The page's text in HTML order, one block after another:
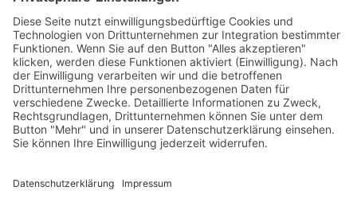
Imprint
Datenschutz
Impressum
AGB
Cookie Settings